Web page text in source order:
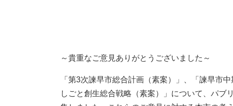
～貴重なご意見ありがとうございました～
「第3次諫早市総合計画（素案）」、「諫早市
しごと創生総合戦略（素案）」について、パブ